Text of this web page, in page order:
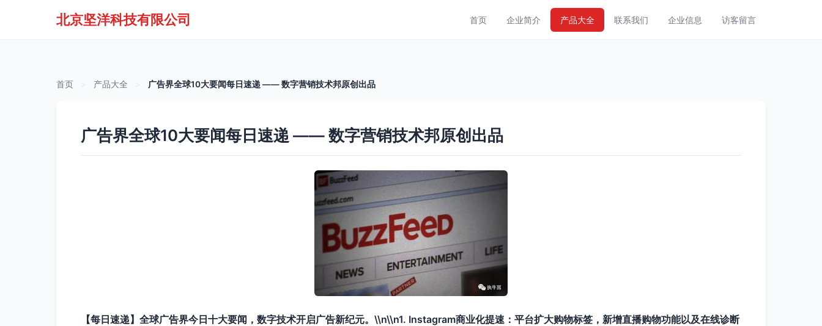
北京坚洋科技有限公司 首页 企业简介 产品大全 联系我们 企业信息 访客留言
首页 产品大全 广告界全球10大要闻每日速递 —— 数字营销技术邦原创出品
广告界全球10大要闻每日速递 —— 数字营销技术邦原创出品
【每日速递】全球广告界今日十大要闻，数字技术开启广告新纪元。\\n\\n1. Instagram商业化提速：平台扩大购物标签，新增直播购物功能以及在线诊断